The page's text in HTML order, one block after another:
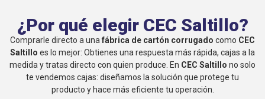
¿Por qué elegir CEC Saltillo?
Comprarle directo a una fábrica de cartón corrugado como CEC
Saltillo es lo mejor: Obtienes una respuesta más rápida, cajas a la
medida y tratas directo con quien produce. En CEC Saltillo no solo
te vendemos cajas: diseñamos la solución que protege tu
producto y hace más eficiente tu operación.